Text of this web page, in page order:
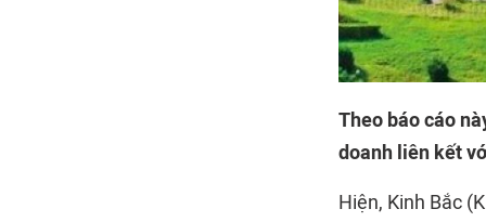
Theo báo cáo
doanh liên kết
Hiện, Kinh Bắc